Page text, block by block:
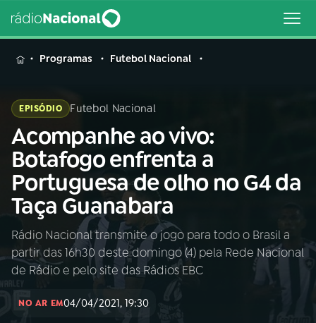
MENU
Buscar
na
Rádio
Nacional
Buscar
AO VIVO
01INÍCIO
02A RÁDIO
Programas Futebol Nacional
EPISÓDIO Futebol Nacional
Acompanhe ao vivo:
Botafogo enfrenta a
Portuguesa de olho no G4 da
Taça Guanabara
Rádio Nacional transmite o jogo para todo o Brasil a
partir das 16h30 deste domingo (4) pela Rede Nacional
de Rádio e pelo site das Rádios EBC
NO AR EM04/04/2021, 19:30